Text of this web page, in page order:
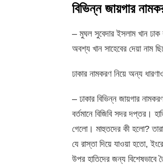
বিভিন্ন জায়গার
– মুঘল সুবেদার ইসলাম খান ঢাক
অবশ্য খান সাহেবের দেয়া নাম
ঢাকার নামকরণ নিয়ে অন্য
– ঢাকার বিভিন্ন জায়গার
বর্তমানে বিজিবি সদর দপ্তর।
গেলো। মাহুতদের কী হলো?
যে রাস্তা দিয়ে যাওয়া হতো,
উপর হাতিদের জন্য বিশেষভাবে